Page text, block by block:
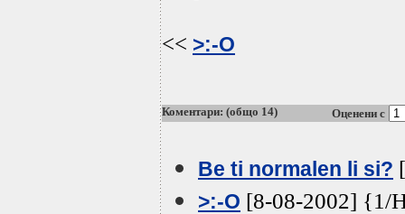
<< >:-O
Коментари: (общо 14) Оценени с
Be ti normalen li si?
>:-O [8-08-2002] {1/